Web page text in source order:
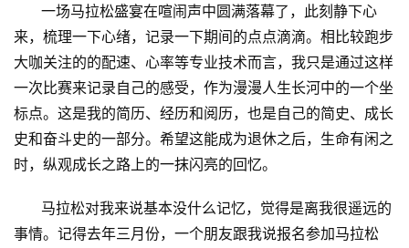
一场马拉松盛宴在喧闹声中圆满落幕了，此刻静下心
来，梳理一下心绪，记录一下期间的点点滴滴。相比较跑步
大咖关注的的配速、心率等专业技术而言，我只是通过这样
一次比赛来记录自己的感受，作为漫漫人生长河中的一个坐
标点。这是我的简历、经历和阅历，也是自己的简史、成长
史和奋斗史的一部分。希望这能成为退休之后，生命有闲之
时，纵观成长之路上的一抹闪亮的回忆。
马拉松对我来说基本没什么记忆，觉得是离我很遥远的
事情。记得去年三月份，一个朋友跟我说报名参加马拉松